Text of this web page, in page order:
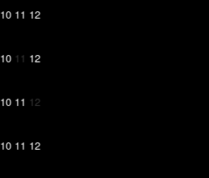
10 11 12
10 11 12
10 11 12
10 11 12